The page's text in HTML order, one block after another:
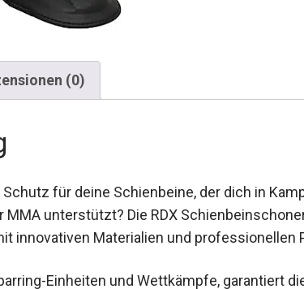
(0)
für deine Schienbeine, der dich in
MMA unterstützt? Die RDX
innovativen Materialien und professionellen
Einheiten und Wettkämpfe, garantiert